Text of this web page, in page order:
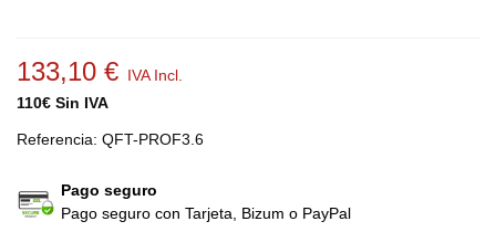
133,10 € IVA Incl.
110€ Sin IVA
Referencia: QFT-PROF3.6
Pago seguro
Pago seguro con Tarjeta, Bizum o PayPal